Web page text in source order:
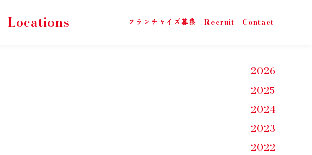
Locations フランチャイズ募集 Recruit Contact
2026
2025
2024
2023
2022